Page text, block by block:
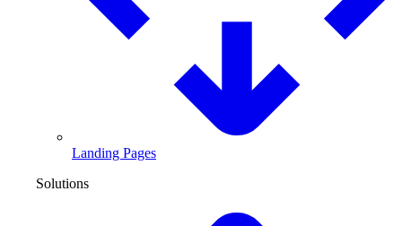
Landing Pages
Solutions